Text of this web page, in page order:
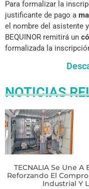
Para formalizar la
justificante de pago a
el nombre del asistente
BEQUINOR remitirá un
formalizada la
NOTICIAS
TECNALIA Se Une A
Reforzando El
Industrial Y